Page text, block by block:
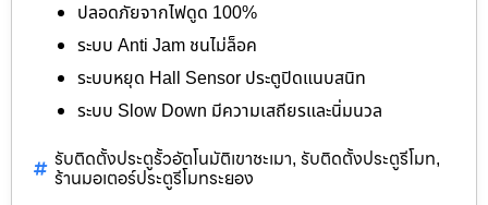
ปลอดภัยจากไฟดูด 100%
ระบบ Anti Jam ชนไม่ล็อค
ระบบหยุด Hall Sensor ประตูปิดแนบสนิท
ระบบ Slow Down มีความเสถียรและนิ่มนวล
รับติดตั้งประตูรั้วอัตโนมัติเขาชะเมา, รับติดตั้งประตูรีโมท,
ร้านมอเตอร์ประตูรีโมทระยอง